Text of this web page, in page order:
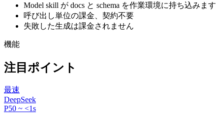
Model skill が docs と schema を作業環境に持ち込みます
呼び出し単位の課金、契約不要
失敗した生成は課金されません
機能
注目ポイント
最速
DeepSeek
P50 ~ <1s